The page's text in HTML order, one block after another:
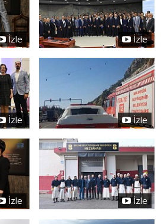
İzle İzle
İzle İzle
İzle İzle